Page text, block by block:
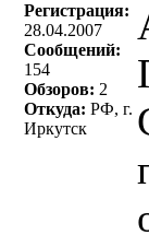
Регистрация:
28.04.2007
Сообщений:
154
Обзоров: 2
Откуда: РФ, г.
Иркутск